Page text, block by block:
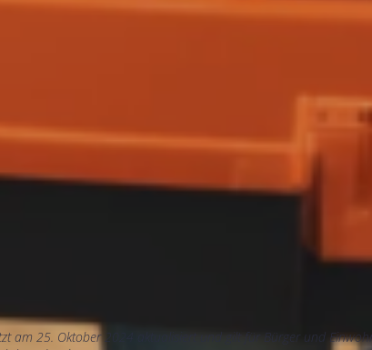
am 25. Oktober 2024 aktualisiert und gilt für Bürger und